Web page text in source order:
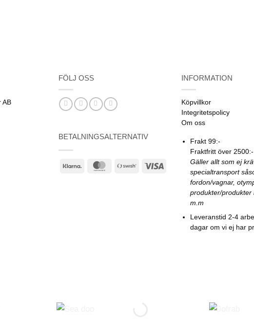
AB
FÖLJ OSS
BETALNINGSALTERNATIV
Klarna MasterCardSwish
INFORMATION
Köpvillkor
Integritetspolicy
Om oss
Frakt 99:-
Fraktfritt över 2500:-
Gäller allt som ej
specialtransport
fordon/vagnar,
produkter/produkter
m.m
Leveranstid 2-4
dagar om vi ej har